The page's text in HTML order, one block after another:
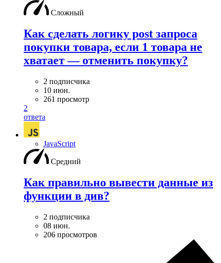
Сложный
Как сделать логику post запроса
покупки товара, если 1 товара не
хватает — отменить покупку?
2 подписчика
10 июн.
261 просмотр
2
ответа
JavaScript
Средний
Как правильно вывести данные из
функции в див?
2 подписчика
08 июн.
206 просмотров